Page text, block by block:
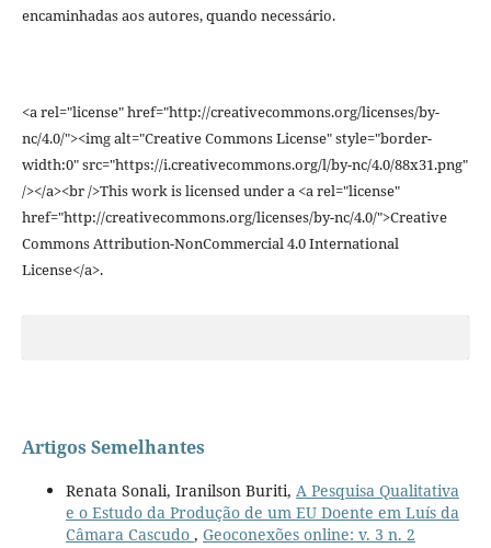
encaminhadas aos autores, quando necessário.
<a rel="license" href="http://creativecommons.org/licenses/by-
nc/4.0/"><img alt="Creative Commons License" style="border-
width:0" src="https://i.creativecommons.org/l/by-nc/4.0/88x31.png"
/></a><br />This work is licensed under a <a rel="license"
href="http://creativecommons.org/licenses/by-nc/4.0/">Creative
Commons Attribution-NonCommercial 4.0 International
License</a>.
Artigos Semelhantes
Renata Sonali, Iranilson Buriti, A Pesquisa Qualitativa
e o Estudo da Produção de um EU Doente em Luís da
Câmara Cascudo , Geoconexões online: v. 3 n. 2